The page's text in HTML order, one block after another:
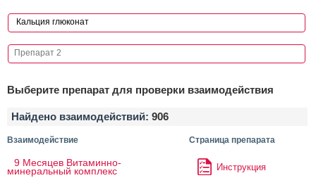
Выберите препарат для проверки взаимодействия
Найдено взаимодействий: 906
Взаимодействие Страница препарата
9 Месяцев Витаминно-
минеральный комплекс Инструкция